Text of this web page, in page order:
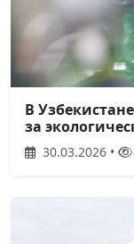
В
за
30.03.2026 •